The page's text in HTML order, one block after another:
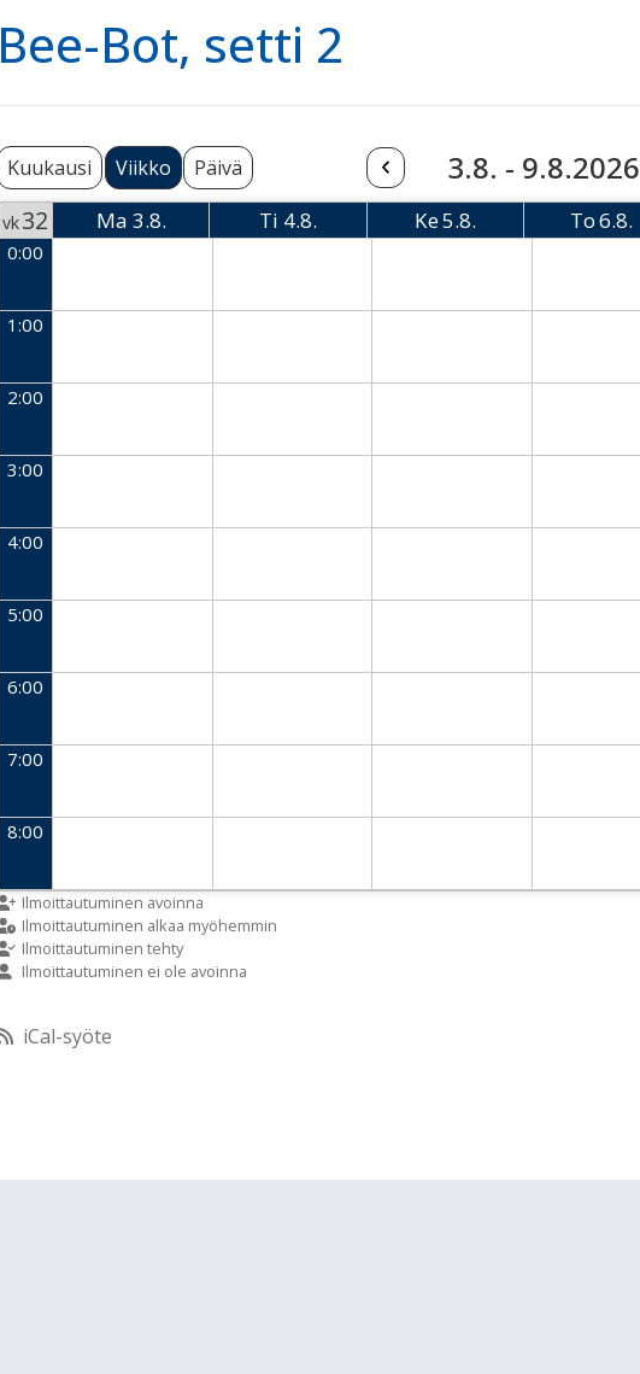
Bee-Bot, setti 2
Kuukausi Viikko Päivä 3.8. - 9.8.2026
vk32
Week 32
Ma 3.8.
Ti 4.8.
Ke5.8.
To6.8.
0:00
1:00
2:00
3:00
4:00
5:00
6:00
7:00
8:00
9:00
10:00
11:00
Ilmoittautuminen avoinna
Ilmoittautuminen alkaa myöhemmin
Ilmoittautuminen tehty
Ilmoittautuminen ei ole avoinna
iCal-syöte